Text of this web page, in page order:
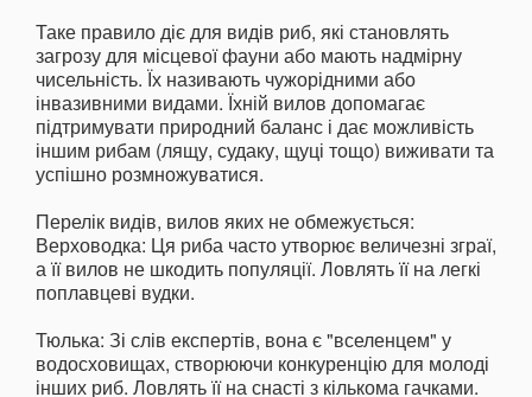
Таке правило діє для видів риб, які становлять
загрозу для місцевої фауни або мають надмірну
чисельність. Їх називають чужорідними або
інвазивними видами. Їхній вилов допомагає
підтримувати природний баланс і дає можливість
іншим рибам (лящу, судаку, щуці тощо) виживати та
успішно розмножуватися.
Перелік видів, вилов яких не обмежується:
Верховодка: Ця риба часто утворює величезні зграї,
а її вилов не шкодить популяції. Ловлять її на легкі
поплавцеві вудки.
Тюлька: Зі слів експертів, вона є "вселенцем" у
водосховищах, створюючи конкуренцію для молоді
інших риб. Ловлять її на снасті з кількома гачками.